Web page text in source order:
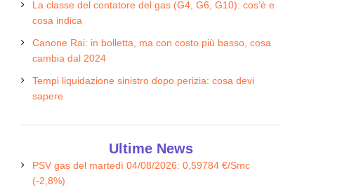
La classe del contatore del gas (G4, G6, G10): cos’è e
cosa indica
Canone Rai: in bolletta, ma con costo più basso, cosa
cambia dal 2024
Tempi liquidazione sinistro dopo perizia: cosa devi
sapere
Ultime News
PSV gas del martedì 04/08/2026: 0,59784 €/Smc
(-2,8%)